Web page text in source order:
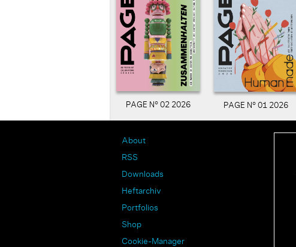
PAGE N° 02 2026 PAGE N° 01 2026
About
RSS
Downloads
Heftarchiv
Portfolios
Shop
Cookie-Manager